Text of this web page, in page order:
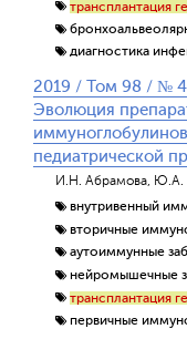
трансплантация
диагностика
2019 / Том 98 / № 4
Эволюция
педиатрической
И.Н. Абрамова,
внутривенный
вторичные
аутоиммунные
нейромышечные
трансплантация
первичные